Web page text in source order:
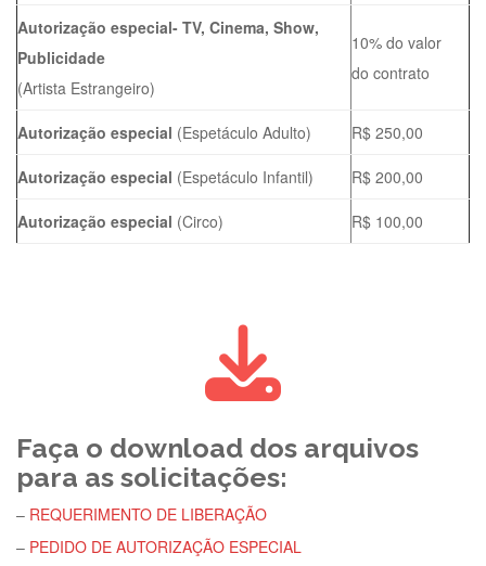
Autorização especial- TV, Cinema, Show,
Publicidade
(Artista Estrangeiro)
10% do valor
do contrato
Autorização especial (Espetáculo Adulto) R$ 250,00
Autorização especial (Espetáculo Infantil) R$ 200,00
Autorização especial (Circo) R$ 100,00
Faça o download dos arquivos
para as solicitações:
– REQUERIMENTO DE LIBERAÇÃO
– PEDIDO DE AUTORIZAÇÃO ESPECIAL